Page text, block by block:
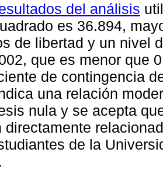
del análisis
es 36.894,
de libertad y un nivel
que es menor que
de contingencia
una relación
nula y se acepta
directamente
de la